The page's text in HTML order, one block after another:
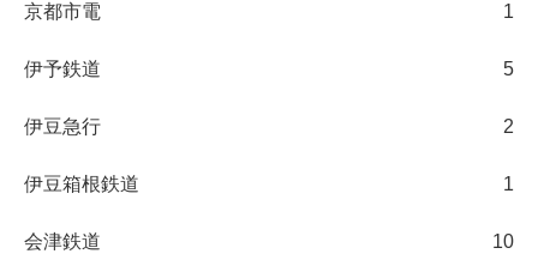
京都市電 1
伊予鉄道 5
伊豆急行 2
伊豆箱根鉄道 1
会津鉄道 10